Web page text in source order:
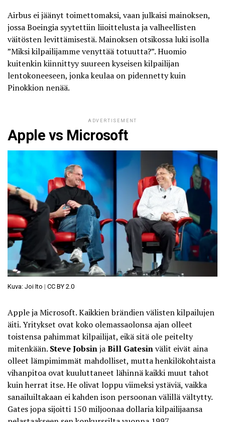
Airbus ei jäänyt toimettomaksi, vaan julkaisi mainoksen,
jossa Boeingia syytettiin liioittelusta ja valheellisten
väitösten levittämisestä. Mainoksen otsikossa luki isolla
”Miksi kilpailijamme venyttää totuutta?”. Huomio
kuitenkin kiinnittyy suureen kyseisen kilpailijan
lentokoneeseen, jonkakeulaa on pidennetty kuin
Pinokkion nenää.
ADVERTISEMENT
Apple vs Microsoft
Kuva: Joi Ito | CC BY 2.0
Apple ja Microsoft. Kaikkien brändien välisten kilpailujen
äiti. Yritykset ovat koko olemassaolonsa ajan olleet
toistensa pahimmat kilpailijat, eikä sitä ole peitelty
mitenkään. Steve JobsinjaBill Gatesinvälit eivät aina
olleet lämpimimmät mahdolliset, mutta henkilökohtaista
vihanpitoa ovat kuuluttaneet lähinnä kaikki muut tahot
kuin herrat itse. He olivat loppu viimeksi ystäviä, vaikka
sanailuiltakaan ei kahden ison persoonan välillä vältytty.
Gates jopa sijoitti 150 miljoonaa dollaria kilpailijaansa